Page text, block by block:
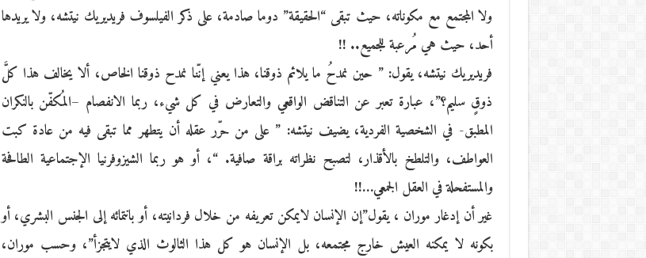
ولا المجتمع مع مكوناته، حيث تبقى “الحقيقة” دوما صادمة، على ذكر الفيلسوف فريديريك نيتشه، ولا يريدها
أحد، حيث هي مُرعبة للجميع.. !!
فريديريك نيتشه، يقول: ” حين نمدحُ ما يلائم ذوقنا، هذا يعني إنّنا نمدح ذوقنا الخاص، ألا يخالف هذا كلَّ
ذوقٍ سليم؟”، عبارة تعبر عن التناقض الواقعي والتعارض في كل شيء، ربما الانفصام –المُكفّن بالنكران
المطبق- في الشخصية الفردية، يضيف نيتشه: ” على من حرّر عقله أن يتطهر مما تبقى فيه من عادة كبت
العواطف، والتلطخ بالأقذار، لتصبح نظراته براقة صافية. “، أو هو ربما الشيزوفرنيا الإجتماعية الطافحة
والمستفحلة في العقل الجمعي…!!
غير أن إدغار موران ، يقول”إن الإنسان لايمكن تعريفه من خلال فردانيته، أو بانتمائه إلى الجنس البشري، أو
بكونه لا يمكنه العيش خارج مجتمعه، بل الإنسان هو كل هذا الثالوث الذي لايتجزأ”، وحسب موران،